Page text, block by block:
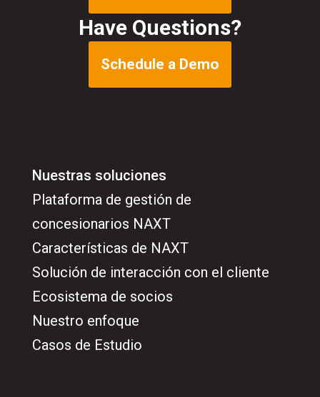
Have Questions?
Schedule a Demo
Nuestras soluciones
Plataforma de gestión de
concesionarios NAXT
Características de NAXT
Solución de interacción con el cliente
Ecosistema de socios
Nuestro enfoque
Casos de Estudio